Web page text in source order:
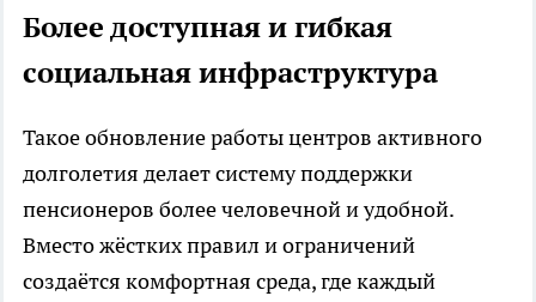
Более доступная и гибкая
социальная инфраструктура
Такое обновление работы центров активного
долголетия делает систему поддержки
пенсионеров более человечной и удобной.
Вместо жёстких правил и ограничений
создаётся комфортная среда, где каждый